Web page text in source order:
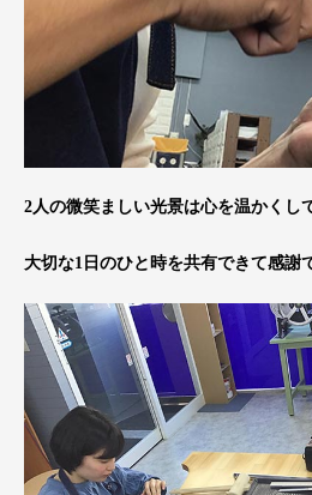
2人の微笑ましい光景は心を温かくし
大切な1日のひと時を共有できて感謝